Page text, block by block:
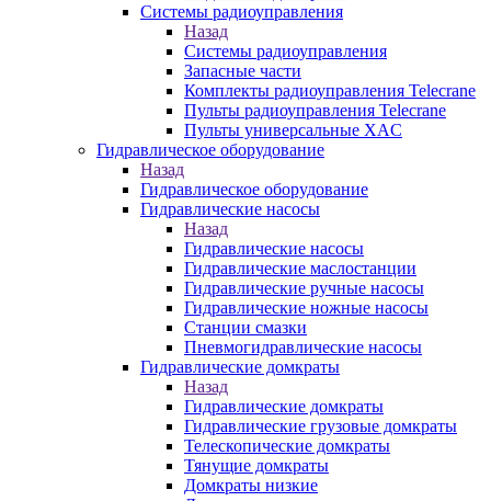
Системы радиоуправления
Назад
Системы радиоуправления
Запасные части
Комплекты радиоуправления Telecrane
Пульты радиоуправления Telecrane
Пульты универсальные XAC
Гидравлическое оборудование
Назад
Гидравлическое оборудование
Гидравлические насосы
Назад
Гидравлические насосы
Гидравлические маслостанции
Гидравлические ручные насосы
Гидравлические ножные насосы
Станции смазки
Пневмогидравлические насосы
Гидравлические домкраты
Назад
Гидравлические домкраты
Гидравлические грузовые домкраты
Телескопические домкраты
Тянущие домкраты
Домкраты низкие